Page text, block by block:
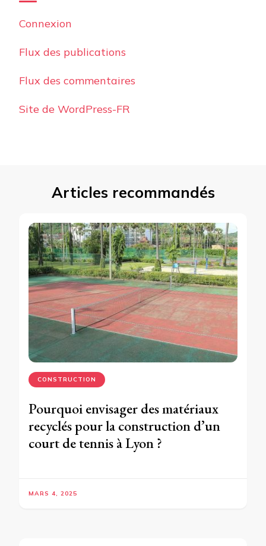
Connexion
Flux des publications
Flux des commentaires
Site de WordPress-FR
Articles recommandés
CONSTRUCTION
Pourquoi envisager des matériaux
recyclés pour la construction d’un
court de tennis à Lyon ?
MARS 4, 2025